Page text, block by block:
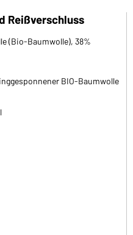
Reißverschluss
(Bio-Baumwolle), 38%
BIO-Baumwolle